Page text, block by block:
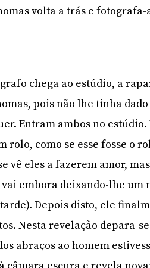
volta a trás e
chega ao estúdio, a
pois não lhe tinha
Entram ambos no
rolo, como se esse fosse o
vê eles a fazerem amor,
embora deixando-lhe um
Depois disto, ele
Nesta revelação depara-
abraços ao homem